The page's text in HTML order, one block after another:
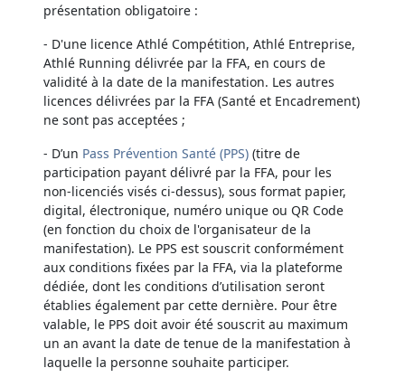
présentation obligatoire :
- D'une licence Athlé Compétition, Athlé Entreprise,
Athlé Running délivrée par la FFA, en cours de
validité à la date de la manifestation. Les autres
licences délivrées par la FFA (Santé et Encadrement)
ne sont pas acceptées ;
- D’un Pass Prévention Santé (PPS) (titre de
participation payant délivré par la FFA, pour les
non-licenciés visés ci-dessus), sous format papier,
digital, électronique, numéro unique ou QR Code
(en fonction du choix de l'organisateur de la
manifestation). Le PPS est souscrit conformément
aux conditions fixées par la FFA, via la plateforme
dédiée, dont les conditions d’utilisation seront
établies également par cette dernière. Pour être
valable, le PPS doit avoir été souscrit au maximum
un an avant la date de tenue de la manifestation à
laquelle la personne souhaite participer.